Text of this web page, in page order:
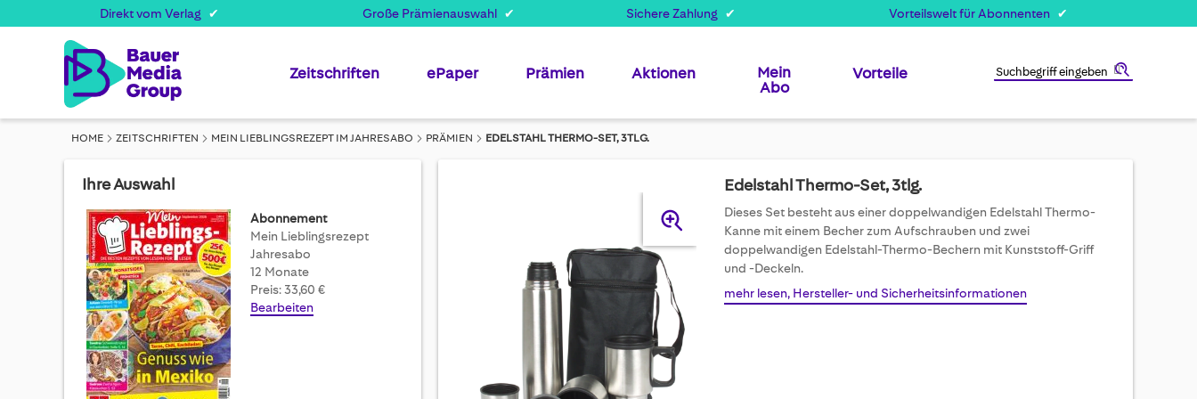
Direkt vom Verlag Große Prämienauswahl Sichere Zahlung Vorteilswelt für Abonnenten
Zeitschriften ePaper Prämien Aktionen
Mein
Abo
Vorteile
HOME ZEITSCHRIFTEN MEIN LIEBLINGSREZEPT IM JAHRESABO PRÄMIEN EDELSTAHL THERMO-SET, 3TLG.
Ihre Auswahl
Abonnement
Mein Lieblingsrezept
Jahresabo
12 Monate
Preis: 33,60 €
Bearbeiten
Edelstahl Thermo-Set, 3tlg.
Dieses Set besteht aus einer doppelwandigen Edelstahl Thermo-
Kanne mit einem Becher zum Aufschrauben und zwei
doppelwandigen Edelstahl-Thermo-Bechern mit Kunststoff-Griff
und -Deckeln.
mehr lesen, Hersteller- und Sicherheitsinformationen